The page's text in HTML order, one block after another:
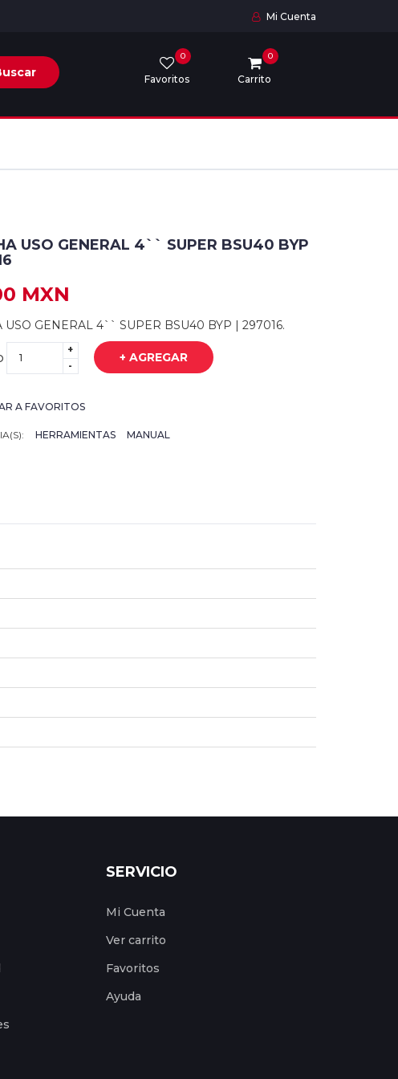
Mi Cuenta
Favoritos
0
Carrito
0
USO GENERAL 4`` SUPER BSU40 BYP
MXN
USO GENERAL 4`` SUPER BSU40 BYP | 297016.
+
-
+ AGREGAR
A FAVORITOS
HERRAMIENTAS MANUAL
SERVICIO
Mi Cuenta
Ver carrito
Favoritos
Ayuda